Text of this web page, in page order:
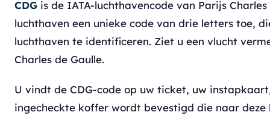
CDG is de IATA-luchthavencode van Parijs
luchthaven een unieke code van drie letters toe,
luchthaven te identificeren. Ziet u een vlucht
Charles de Gaulle.
U vindt de CDG-code op uw ticket, uw
ingecheckte koffer wordt bevestigd die naar deze